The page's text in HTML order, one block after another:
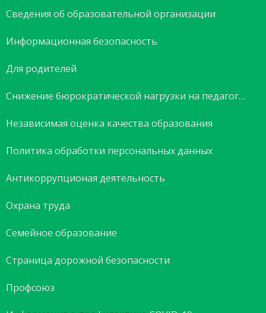
Сведения об образовательной организации
Информационная безопасность
Для родителей
Снижение бюрократической нагрузки на педагогов
Независимая оценка качества образования
Политика обработки персональных данных
Антикоррупционая деятельность
Охрана труда
Семейное образование
Страница дорожной безопасности
Профсоюз